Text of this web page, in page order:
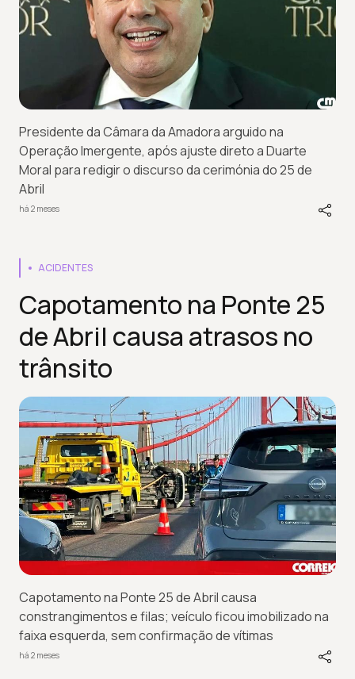
Presidente da Câmara da Amadora arguido na
Operação Imergente, após ajuste direto a Duarte
Moral para redigir o discurso da cerimónia do 25 de
Abril
há 2 meses
ACIDENTES
Capotamento na Ponte 25
de Abril causa atrasos no
trânsito
Capotamento na Ponte 25 de Abril causa
constrangimentos e filas; veículo ficou imobilizado na
faixa esquerda, sem confirmação de vítimas
há 2 meses